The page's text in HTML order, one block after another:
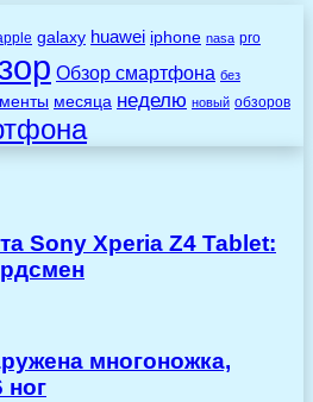
galaxy huawei iphone nasa pro
Обзор смартфона без
месяца неделю новый обзоров
Sony Xperia Z4 Tablet:
многоножка,